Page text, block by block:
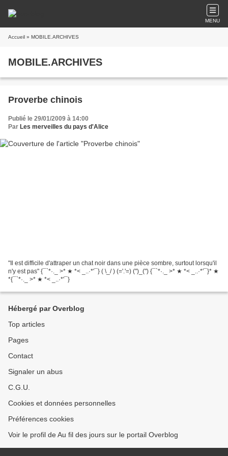
MENU
Accueil » MOBILE.ARCHIVES
MOBILE.ARCHIVES
Proverbe chinois
Publié le 29/01/2009 à 14:00
Par Les merveilles du pays d'Alice
"Il est difficile d'attraper un chat noir dans une pièce sombre, surtout lorsqu'il
n'y est pas" {¯`*·._ >* ★ *< _..·*'¯} ( \_/ ) (='.'=) (")_(") {¯`*·._ >* ★ *< _..·*'¯}* ★
*{¯`*·._ >* ★ *< _..·*'¯}
Hébergé par Overblog
Top articles
Pages
Contact
Signaler un abus
C.G.U.
Cookies et données personnelles
Préférences cookies
Voir le profil de Au fil des jours sur le portail Overblog